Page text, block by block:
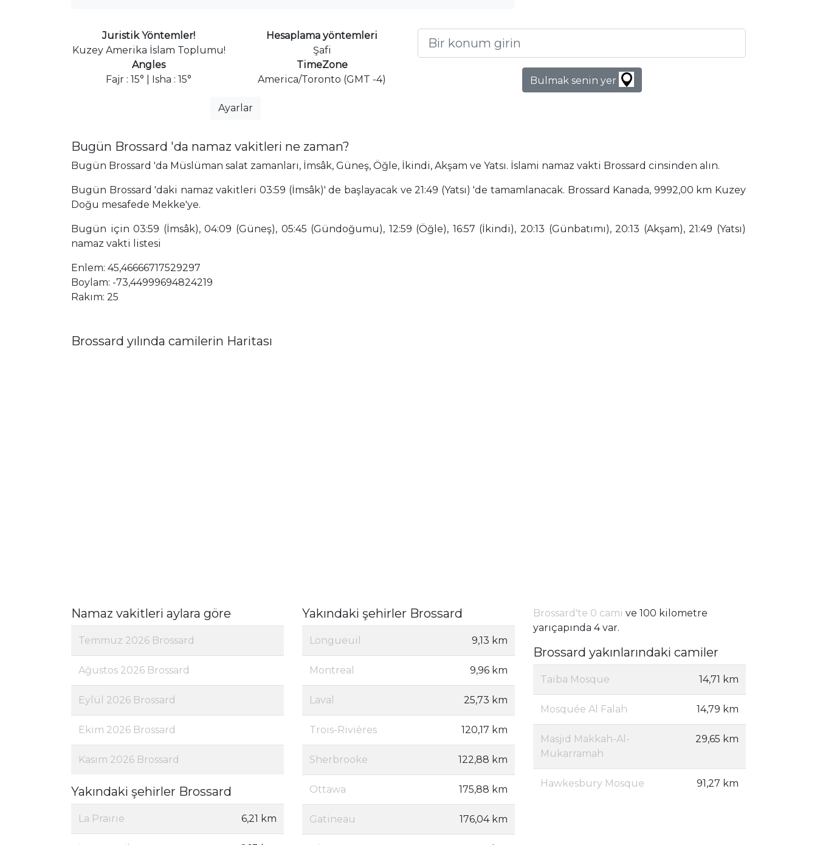
Juristik Yöntemler!
Kuzey Amerika İslam Toplumu!
Hesaplama yöntemleri
Şafi
Angles
Fajr : 15° | Isha : 15°
TimeZone
America/Toronto (GMT -4)
Ayarlar
Bulmak senin yer
Bugün Brossard 'da namaz vakitleri ne zaman?
Bugün Brossard 'da Müslüman salat zamanları, İmsâk, Güneş, Öğle, İkindi, Akşam ve Yatsı. İslami namaz vakti Brossard cinsinden alın.
Bugün Brossard 'daki namaz vakitleri 03:59 (İmsâk)' de başlayacak ve 21:49 (Yatsı) 'de tamamlanacak. Brossard Kanada, 9992,00 km Kuzey
Doğu mesafede Mekke'ye.
Bugün için 03:59 (İmsâk), 04:09 (Güneş), 05:45 (Gündoğumu), 12:59 (Öğle), 16:57 (İkindi), 20:13 (Günbatımı), 20:13 (Akşam), 21:49 (Yatsı)
namaz vakti listesi
Enlem: 45,46666717529297
Boylam: -73,44999694824219
Rakım: 25
Brossard yılında camilerin Haritası
Namaz vakitleri aylara göre
Temmuz 2026 Brossard
Ağustos 2026 Brossard
Eylül 2026 Brossard
Ekim 2026 Brossard
Kasım 2026 Brossard
Yakındaki şehirler Brossard
La Prairie 6,21 km
Yakındaki şehirler Brossard
Longueuil 9,13 km
Montreal 9,96 km
Laval 25,73 km
Trois-Rivières 120,17 km
Sherbrooke 122,88 km
Ottawa 175,88 km
Gatineau 176,04 km
Brossard'te 0 cami ve 100 kilometre
yarıçapında 4 var.
Brossard yakınlarındaki camiler
Taiba Mosque 14,71 km
Mosquée Al Falah 14,79 km
Masjid Makkah-Al-
Mukarramah
29,65 km
Hawkesbury Mosque 91,27 km